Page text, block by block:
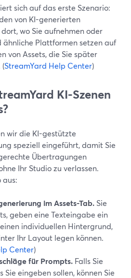
sich auf das erste Szenario:
von KI-generierten
wo Sie aufnehmen oder
ähnliche Plattformen setzen auf
von Assets, die Sie später
(StreamYard Help Center)
KI-Szenen
wir die KI-gestützte
speziell eingeführt, damit Sie
Übertragungen
Ihr Studio zu verlassen.
aus:
im Assets-Tab. Sie
geben eine Texteingabe ein
individuellen Hintergrund,
Ihr Layout legen können.
Center)
für Prompts. Falls Sie
Sie eingeben sollen, können Sie